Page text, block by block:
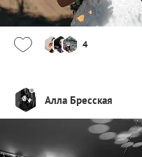
4
Алла Бресская